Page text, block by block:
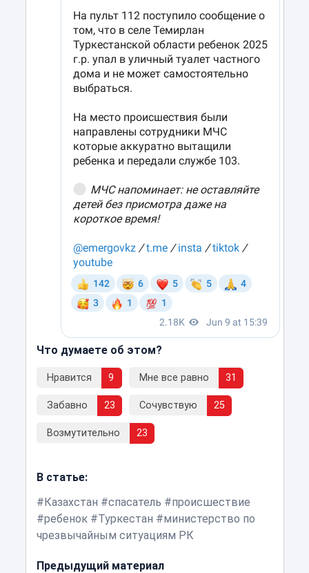
Что думаете об этом?
Нравится 9 Мне все равно 31
Забавно 23 Сочувствую 25
Возмутительно 23
В статье:
Казахстан
спасатель
происшествие
ребенок
Туркестан
министерство по
чрезвычайным ситуациям РК
Предыдущий материал